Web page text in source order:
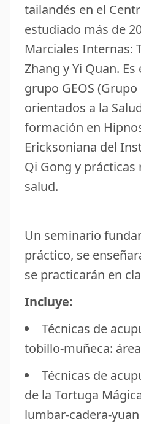
tailandés en el
estudiado más de
Marciales Internas:
Zhang y Yi Quan.
grupo GEOS
orientados a la
formación en
Ericksoniana del
Qi Gong y
salud.
Un seminario
práctico, se
se practicarán en
Incluye:
Técnicas de
tobillo-muñeca:
Técnicas de
de la Tortuga
lumbar-cadera-